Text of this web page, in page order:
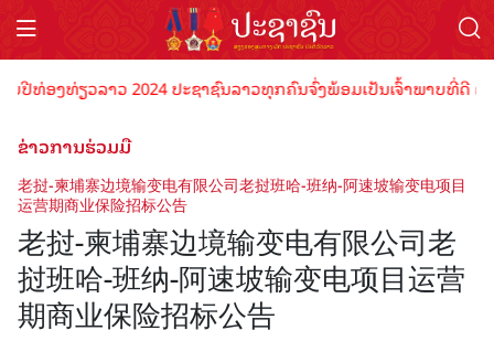
ຽວລາວ 2024 ປະຊາຊົນລາວທຸກຄົນຈົ່ງພ້ອມເປັນເຈົ້າພາບທີ່ດີ ຕ້ອນຮັບ
ຂ່າວການຮ່ວມມື
老挝-柬埔寨边境输变电有限公司老挝班哈-班纳-阿速坡输变电项目
运营期商业保险招标公告
老挝-柬埔寨边境输变电有限公司老
挝班哈-班纳-阿速坡输变电项目运营
期商业保险招标公告